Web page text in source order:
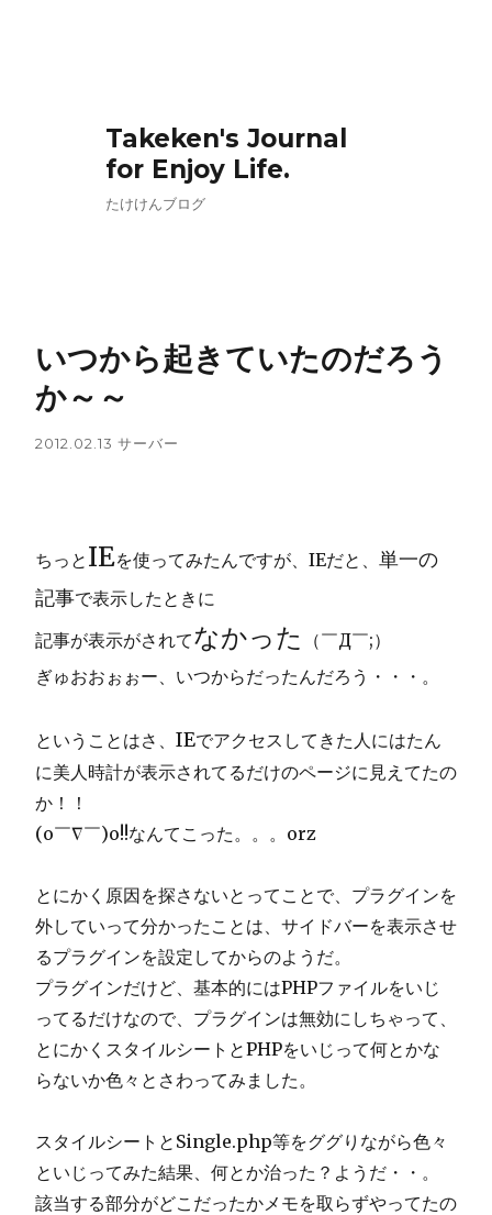
Takeken's Journal
for Enjoy Life.
たけけんブログ
いつから起きていたのだろう
か～～
2012.02.13 サーバー
ちっと IEを使ってみたんですが、IEだと、 単一の
記事で表示したときに
記事が表示がされてなかった
（￣Д￣;）
ぎゅおおぉぉー、いつからだったんだろう・・・。
ということはさ、 IEでアクセスしてきた人にはたん
に美人時計が表示されてるだけのページに見えてたの
か！！
(o￣∇￣)o!!なんてこった。。。orz
とにかく原因を探さないとってことで、プラグインを
外していって分かったことは、サイドバーを表示させ
るプラグインを設定してからのようだ。
プラグインだけど、基本的にはPHPファイルをいじ
ってるだけなので、プラグインは無効にしちゃって、
とにかくスタイルシートとPHPをいじって何とかな
らないか色々とさわってみました。
スタイルシートとSingle.php等をググりながら色々
といじってみた結果、何とか治った？ようだ・・。
該当する部分がどこだったかメモを取らずやってたの